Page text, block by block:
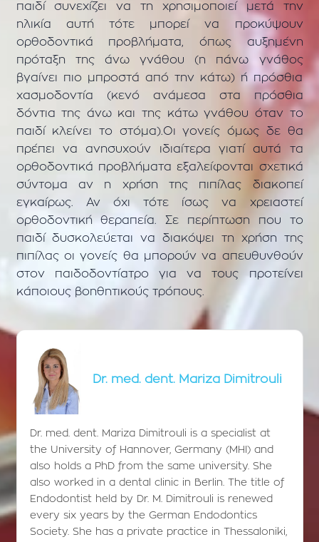
παιδί συνεχίζει να τη χρησιμοποιεί μετά την
ηλικία αυτή τότε μπορεί να προκύψουν
ορθοδοντικά προβλήματα, όπως αυξημένη
πρόταξη της άνω γνάθου (η πάνω γνάθος
βγαίνει πιο μπροστά από την κάτω) ή πρόσθια
χασμοδοντία (κενό ανάμεσα στα πρόσθια
δόντια της άνω και της κάτω γνάθου όταν το
παιδί κλείνει το στόμα).Οι γονείς όμως δε θα
πρέπει να ανησυχούν ιδιαίτερα γιατί αυτά τα
ορθοδοντικά προβλήματα εξαλείφονται σχετικά
σύντομα αν η χρήση της πιπίλας διακοπεί
εγκαίρως. Αν όχι τότε ίσως να χρειαστεί
ορθοδοντική θεραπεία. Σε περίπτωση που το
παιδί δυσκολεύεται να διακόψει τη χρήση της
πιπίλας οι γονείς θα μπορούν να απευθυνθούν
στον παιδοδοντίατρο για να τους προτείνει
κάποιους βοηθητικούς τρόπους.
Dr. med. dent. Mariza Dimitrouli
Dr. med. dent. Mariza Dimitrouli is a specialist at
the University of Hannover, Germany (MHI) and
also holds a PhD from the same university. She
also worked in a dental clinic in Berlin. The title of
Endodontist held by Dr. M. Dimitrouli is renewed
every six years by the German Endodontics
Society. She has a private practice in Thessaloniki,